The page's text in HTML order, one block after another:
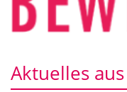
Aktuelles